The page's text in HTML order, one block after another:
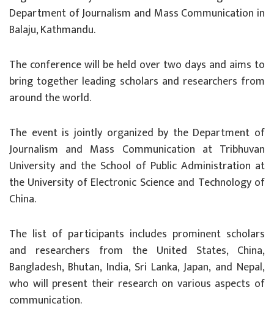
Department of Journalism and Mass Communication in
Balaju, Kathmandu.
The conference will be held over two days and aims to
bring together leading scholars and researchers from
around the world.
The event is jointly organized by the Department of
Journalism and Mass Communication at Tribhuvan
University and the School of Public Administration at
the University of Electronic Science and Technology of
China.
The list of participants includes prominent scholars
and researchers from the United States, China,
Bangladesh, Bhutan, India, Sri Lanka, Japan, and Nepal,
who will present their research on various aspects of
communication.